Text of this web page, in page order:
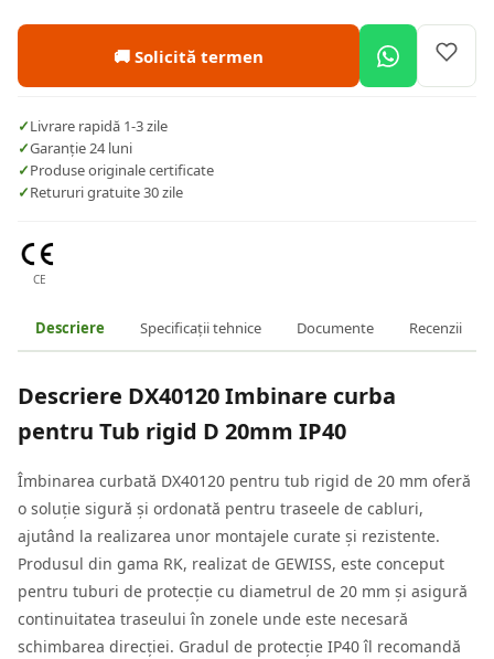
🚚 Solicită termen
✓Livrare rapidă 1-3 zile
✓Garanție 24 luni
✓Produse originale certificate
✓Retururi gratuite 30 zile
CE
Descriere Specificații tehnice Documente Recenzii
Descriere DX40120 Imbinare curba
pentru Tub rigid D 20mm IP40
Îmbinarea curbată DX40120 pentru tub rigid de 20 mm oferă
o soluție sigură și ordonată pentru traseele de cabluri,
ajutând la realizarea unor montajele curate și rezistente.
Produsul din gama RK, realizat de GEWISS, este conceput
pentru tuburi de protecție cu diametrul de 20 mm și asigură
continuitatea traseului în zonele unde este necesară
schimbarea direcției. Gradul de protecție IP40 îl recomandă